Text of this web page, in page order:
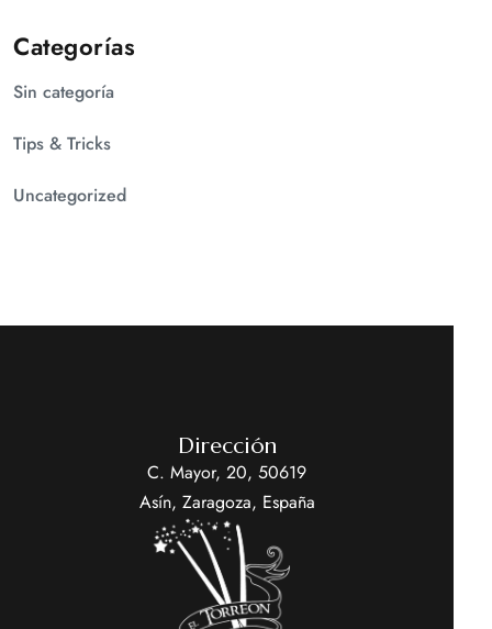
Categorías
Sin categoría
Tips & Tricks
Uncategorized
Dirección
C. Mayor, 20, 50619
Asín, Zaragoza, España